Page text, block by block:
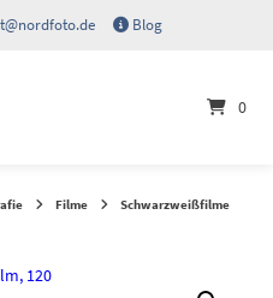
Blog
0
Filme
Schwarzweißfilme